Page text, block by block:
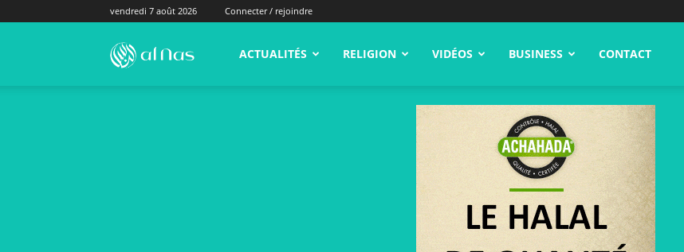
vendredi 7 août 2026 Connecter / rejoindre
alNas.fr ACTUALITÉS RELIGION VIDÉOS BUSINESS CONTACT